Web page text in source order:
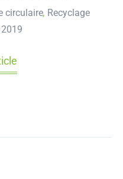
circulaire, Recyclage